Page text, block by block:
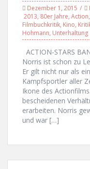
Dezember 1, 2015
2013, 80er Jahre, Action,
Filmbuchkritik, Kino,
Hohmann, Unterhaltung
ACTION-STARS
Norris ist schon zu
Er gilt nicht nur als
Kampfsportler aller
Ikone des
bescheidenen
erarbeiten. Norris
und war […]